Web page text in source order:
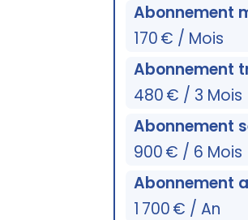
Abonnement
170 € / Mois
Abonnement
480 € / 3 Mois
Abonnement
900 € / 6 Mois
Abonnement
1 700 € / An